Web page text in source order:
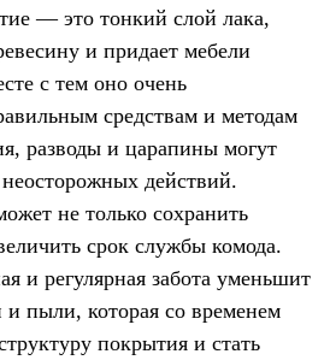
— это тонкий слой лака,
и придает мебели
с тем оно очень
средствам и методам
разводы и царапины могут
действий.
не только сохранить
срок службы комода.
и регулярная забота уменьшит
и пыли, которая со временем
покрытия и стать